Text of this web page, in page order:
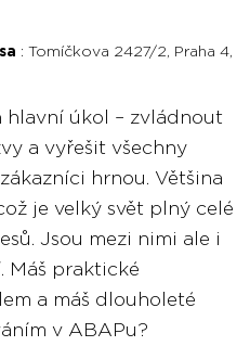
Tomíčkova 2427/2, Praha 4,
hlavní úkol – zvládnout
a vyřešit všechny
hrnou. Většina
je velký svět plný celé
Jsou mezi nimi ale i
Máš praktické
a máš dlouholeté
v ABAPu?